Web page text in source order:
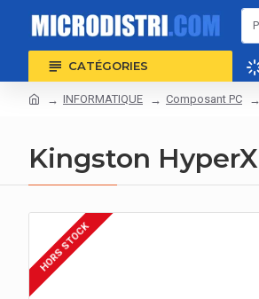
CATÉGORIES
INFORMATIQUE Composant PC
Kingston
HORS STOCK